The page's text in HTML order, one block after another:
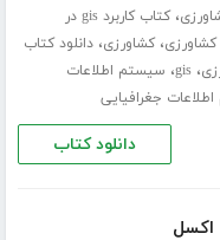
،
کتاب کاربرد gis در
،کشاورزی،دانلود کتاب
،gis، سیستم اطلاعات
جغرافیایی
دانلود کتاب
اکسل